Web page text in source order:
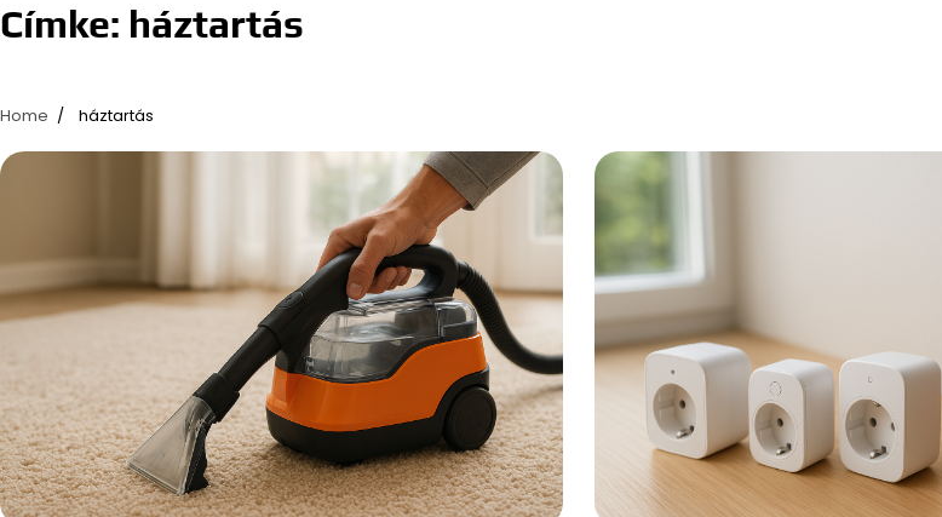
Címke: háztartás
Home háztartás